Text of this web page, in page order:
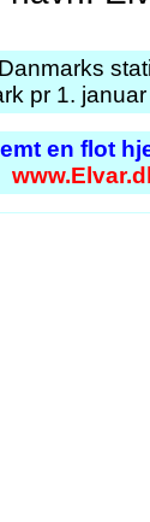
pr 1.
en flot